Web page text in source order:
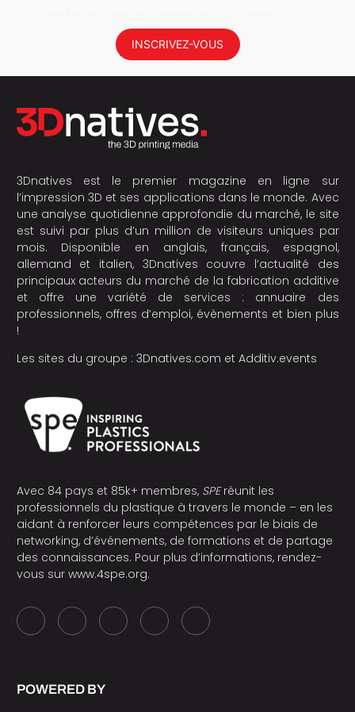
INSCRIVEZ-VOUS
3Dnatives est le premier magazine en ligne sur
l’impression 3D et ses applications dans le monde. Avec
une analyse quotidienne approfondie du marché, le site
est suivi par plus d’un million de visiteurs uniques par
mois. Disponible en anglais, français, espagnol,
allemand et italien, 3Dnatives couvre l’actualité des
principaux acteurs du marché de la fabrication additive
et offre une variété de services : annuaire des
professionnels, offres d’emploi, évènements et bien plus
!
Les sites du groupe : 3Dnatives.com et Additiv.events
Avec 84 pays et 85k+ membres, SPEréunit les
professionnels du plastique à travers le monde – en les
aidant à renforcer leurs compétences par le biais de
networking, d’événements, de formations et de partage
des connaissances. Pour plus d’informations, rendez-
vous sur www.4spe.org.
POWERED BY